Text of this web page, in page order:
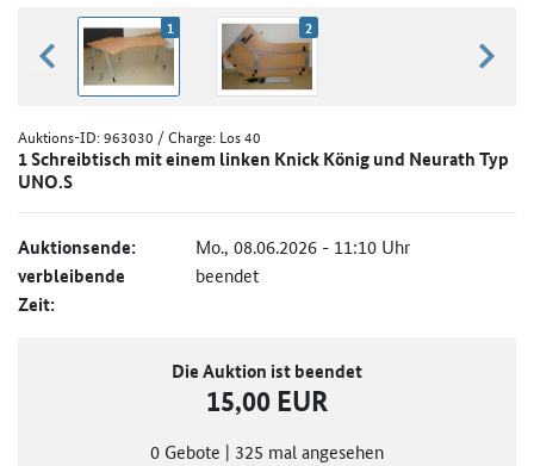
zurück blättern
1 2
Auktions-ID:963030 / Charge: Los 40
1 Schreibtisch mit einem linken Knick König und Neurath Typ
UNO.S
Auktionsende: Mo., 08.06.2026 - 11:10 Uhr
verbleibende
Zeit:
beendet
Die Auktion ist beendet
15,00 EUR
0 Gebote | 325 mal angesehen